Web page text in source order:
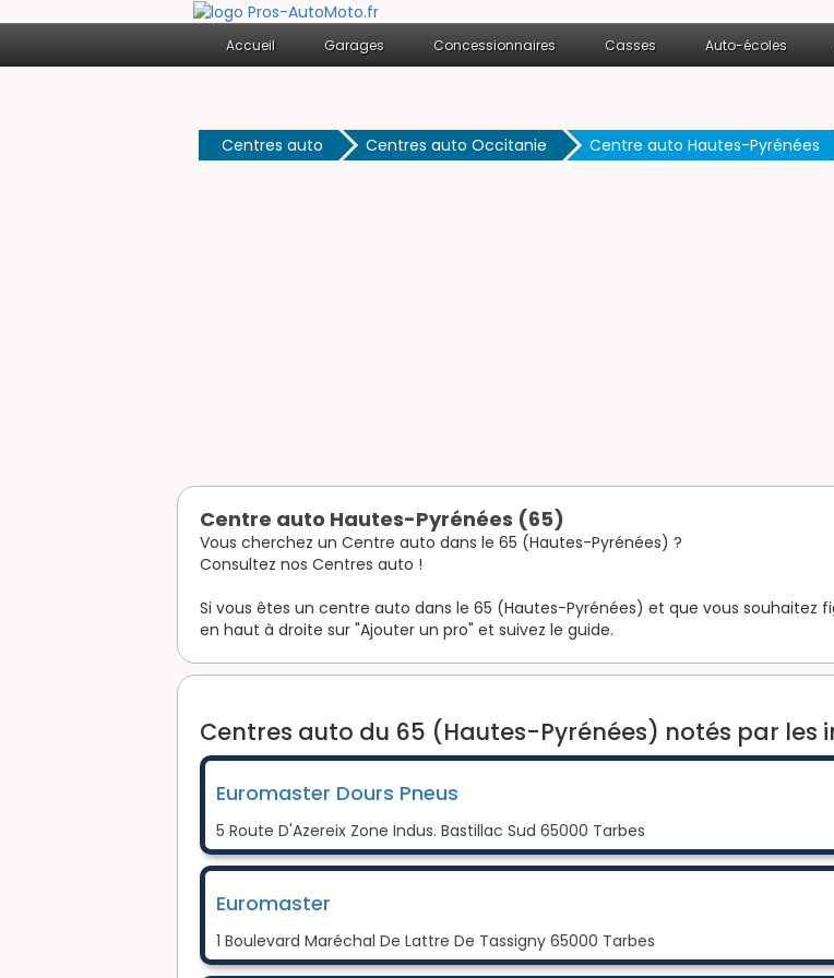
Accueil Garages Concessionnaires Casses Auto-écoles
Centres auto Centres auto Occitanie Centre auto Hautes-Pyrénées
Centre auto Hautes-Pyrénées (65)
Vous cherchez un Centre auto dans le 65 (Hautes-Pyrénées) ?
Consultez nos Centres auto !
Si vous êtes un centre auto dans le 65 (Hautes-Pyrénées) et que vous souhaitez
en haut à droite sur "Ajouter un pro" et suivez le guide.
Centres auto du 65 (Hautes-Pyrénées) notés par les
Euromaster Dours Pneus
5 Route D'Azereix Zone Indus. Bastillac Sud 65000 Tarbes
Euromaster
1 Boulevard Maréchal De Lattre De Tassigny 65000 Tarbes